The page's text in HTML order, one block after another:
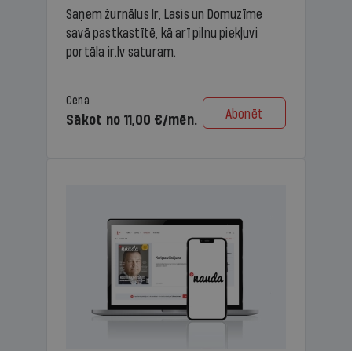
Saņem žurnālus Ir, Lasis un Domuzīme
savā pastkastītē, kā arī pilnu piekļuvi
portāla ir.lv saturam.
Cena
Sākot no 11,00 €/mēn. Abonēt